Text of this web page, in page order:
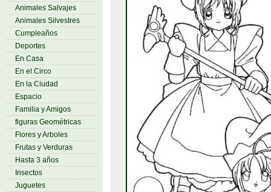
Animales Salvajes
Animales Silvestres
Cumpleaños
Deportes
En Casa
En el Circo
En la Ciudad
Espacio
Familia y Amigos
figuras Geométricas
Flores y Arboles
Frutas y Verduras
Hasta 3 años
Insectos
Juguetes